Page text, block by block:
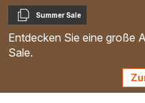
Kopieren
Summer Sale
Entdecken Sie eine große
Sale.